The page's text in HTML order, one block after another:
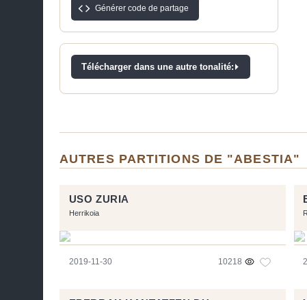
Générer code de partage
Télécharger dans une autre tonalité:
AUTRES PARTITIONS DE "ABESTIA"
USO ZURIA
Herrikoia
2019-11-30 10218